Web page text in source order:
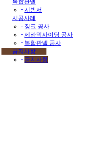
복합판넬
- 시방서
시공사례
- 징크 공사
- 세라믹사이딩 공사
- 복합판넬 공사
공지사항
- 공지사항